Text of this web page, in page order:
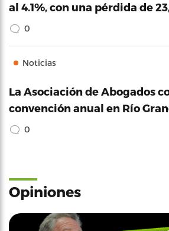
al 4.1%, con una pérdida de
0
Noticias
La Asociación de Abogados
convención anual en Río
0
Opiniones